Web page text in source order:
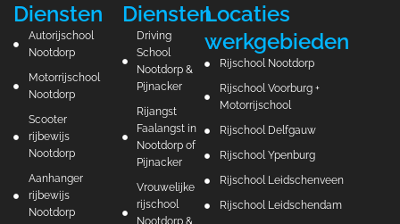
Diensten
Autorijschool
Nootdorp
Motorrijschool
Nootdorp
Scooter
rijbewijs
Nootdorp
Aanhanger
rijbewijs
Nootdorp
Diensten
Driving
School
Nootdorp &
Pijnacker
Rijangst
Faalangst in
Nootdorp of
Pijnacker
Vrouwelijke
rijschool
Nootdorp &
Locaties
werkgebieden
Rijschool Nootdorp
Rijschool Voorburg +
Motorrijschool
Rijschool Delfgauw
Rijschool Ypenburg
Rijschool Leidschenveen
Rijschool Leidschendam